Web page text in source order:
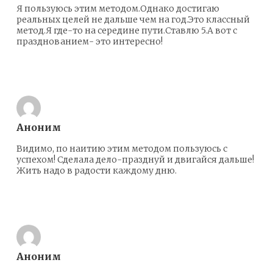
Я пользуюсь этим методом.Однако достигаю
реальных целей не дальше чем на год.Это классный
метод.Я где-то на середине пути.Ставлю 5.А вот с
празднованием- это интересно!
Аноним
Видимо, по наитию этим методом пользуюсь с
успехом! Сделала дело-празднуй и двигайся дальше!
Жить надо в радости каждому дню.
Аноним